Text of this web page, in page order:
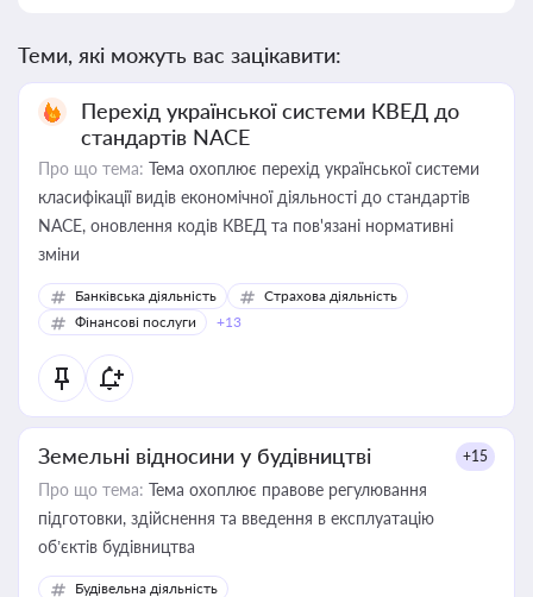
Теми, які можуть вас зацікавити:
Перехід української системи КВЕД до
стандартів NACE
Про що тема: Тема охоплює перехід української системи
класифікації видів економічної діяльності до стандартів
NACE, оновлення кодів КВЕД та пов'язані нормативні
зміни
Банківська діяльність
Страхова діяльність
Фінансові послуги
+13
Земельні відносини у будівництві +15
Про що тема: Тема охоплює правове регулювання
підготовки, здійснення та введення в експлуатацію
об’єктів будівництва
Будівельна діяльність